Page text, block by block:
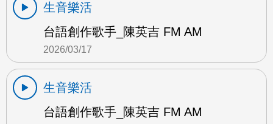
生音樂活
台語創作歌手_陳英吉 FM AM
2026/03/17
生音樂活
台語創作歌手_陳英吉 FM AM